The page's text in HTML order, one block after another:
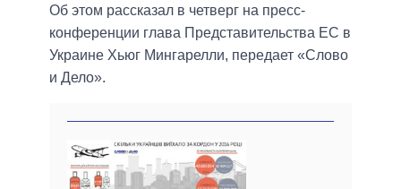
Об этом рассказал в четверг на пресс-
конференции глава Представительства ЕС в
Украине Хьюг Мингарелли, передает «Слово
и Дело».